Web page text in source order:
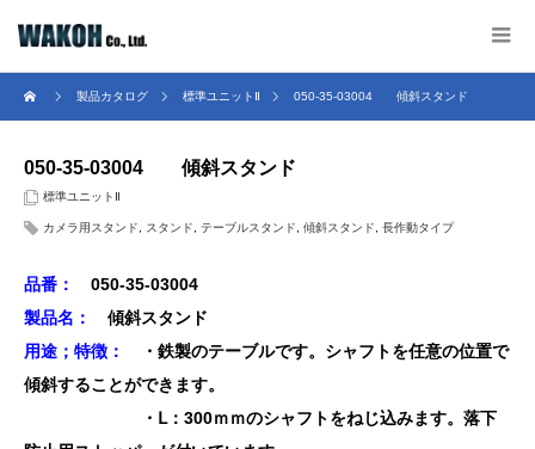
製品カタログ 標準ユニットⅡ 050-35-03004 傾斜スタンド
050-35-03004 傾斜スタンド
標準ユニットⅡ
カメラ用スタンド スタンド テーブルスタンド 傾斜スタンド 長作動タイプ
品番：
050-35-03004
製品名：
傾斜スタンド
用途；特徴：
・鉄製のテーブルです。シャフトを任意の位置で
傾斜することができます。
・Ⅼ：300ｍｍのシャフトをねじ込みます。 落下